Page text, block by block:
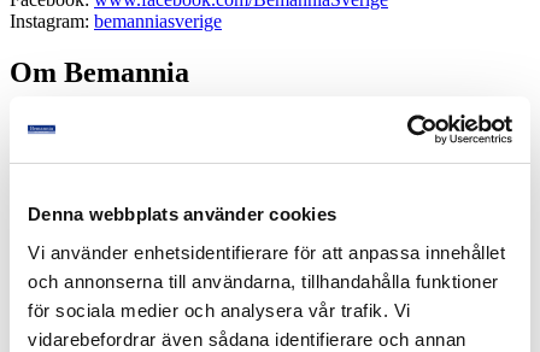
Denna webbplats använder cookies
Vi använder enhetsidentifierare för att anpassa innehållet
och annonserna till användarna, tillhandahålla funktioner
för sociala medier och analysera vår trafik. Vi
vidarebefordrar även sådana identifierare och annan
Instagram: bemanniasverige
Om Bemannia
Bemannia är ett publikt och svenskägt bemannings- och
rekryteringsföretag som tillhandahåller kompetent och kvalificerad
personal genom uthyrning, rekrytering och personalentreprenader
Sälj, Ekonomi, Juridik, HR & Personal, Fastighet & Teknik, IT &
merparten av Sveriges Myndigheter och Sveriges kommuner, dess
förvaltningar och bolag. Bemannia är medlem i Kompetensföretagen
och är ett auktoriserat Bemanningsföretag och Rekryteringsföretag
samt har kollektivavtal med Unionen, Akademikerna, SEKO samt
LO och Hotell- och Restauranganställdas förbund.